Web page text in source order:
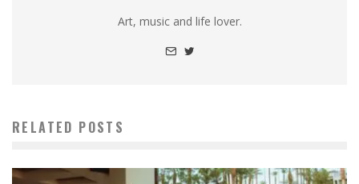
Art, music and life lover.
RELATED POSTS